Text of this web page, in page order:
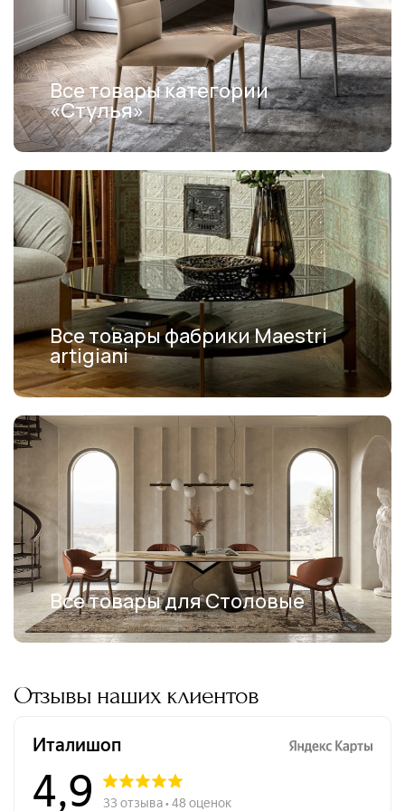
Все товары категории
«Стулья»
Все товары фабрики Maestri
artigiani
Все товары для Столовые
Отзывы наших клиентов